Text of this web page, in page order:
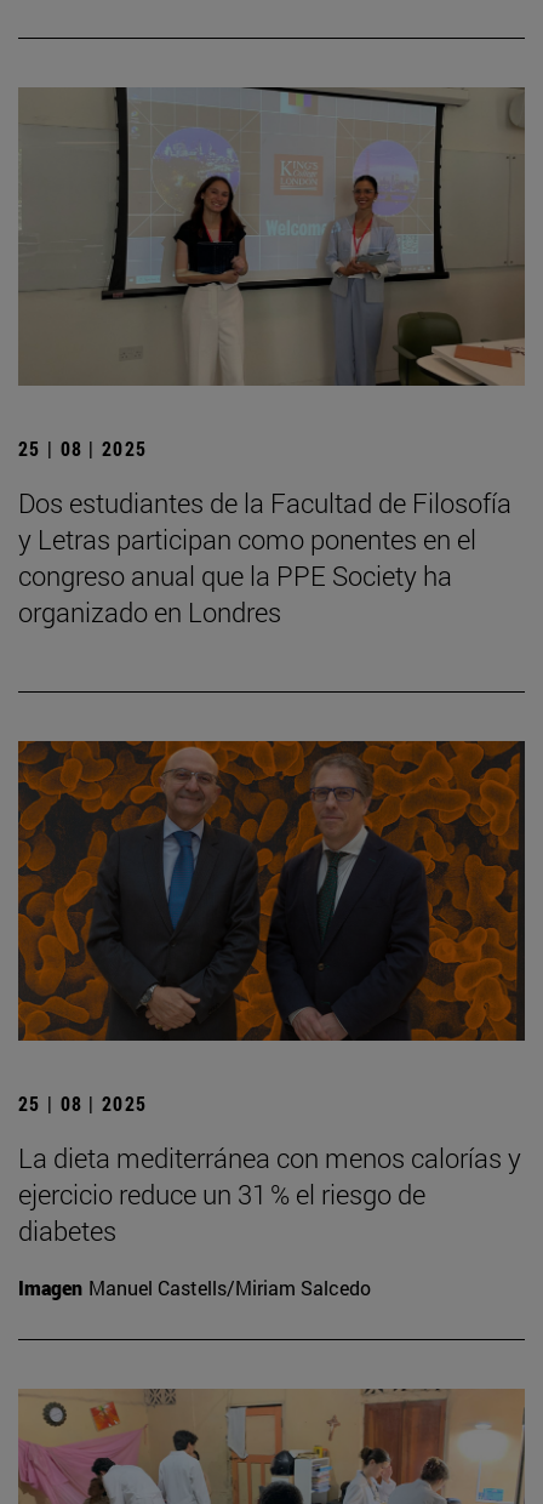
25 | 08 | 2025
Dos estudiantes de la Facultad de Filosofía
y Letras participan como ponentes en el
congreso anual que la PPE Society ha
organizado en Londres
25 | 08 | 2025
La dieta mediterránea con menos calorías y
ejercicio reduce un 31 % el riesgo de
diabetes
Imagen Manuel Castells/Miriam Salcedo